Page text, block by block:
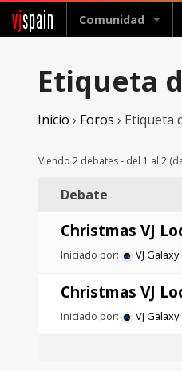
vjspain Comunidad
Etiqueta
Inicio › Foros › Etiqueta
Viendo 2 debates - del 1 al 2
Debate
Christmas VJ
Iniciado por: VJ Galaxy
Christmas VJ
Iniciado por: VJ Galaxy